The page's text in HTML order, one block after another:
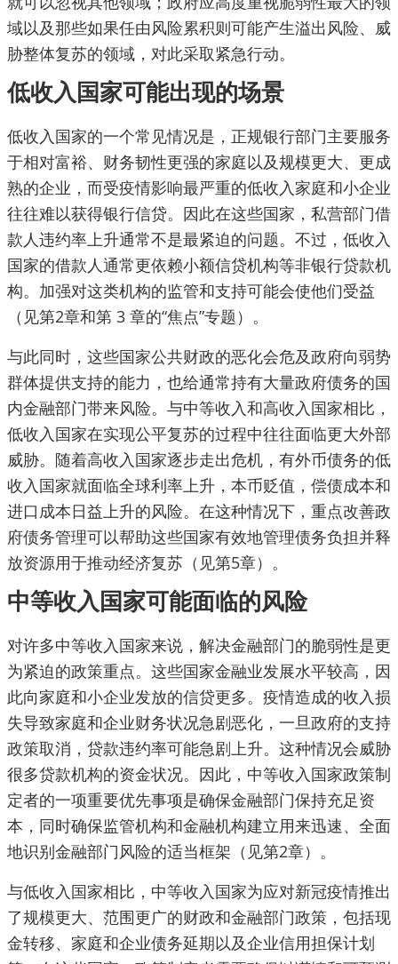
域以及那些如果任由风险累积则可能产生溢出风险、威
胁整体复苏的领域，对此采取紧急行动。
低收入国家可能出现的场景
低收入国家的一个常见情况是，正规银行部门主要服务
于相对富裕、财务韧性更强的家庭以及规模更大、更成
熟的企业，而受疫情影响最严重的低收入家庭和小企业
往往难以获得银行信贷。因此在这些国家，私营部门借
款人违约率上升通常不是最紧迫的问题。不过，低收入
国家的借款人通常更依赖小额信贷机构等非银行贷款机
构。加强对这类机构的监管和支持可能会使他们受益
（见第2章和第 3 章的“焦点”专题）。
与此同时，这些国家公共财政的恶化会危及政府向弱势
群体提供支持的能力，也给通常持有大量政府债务的国
内金融部门带来风险。与中等收入和高收入国家相比，
低收入国家在实现公平复苏的过程中往往面临更大外部
威胁。随着高收入国家逐步走出危机，有外币债务的低
收入国家就面临全球利率上升，本币贬值，偿债成本和
进口成本日益上升的风险。在这种情况下，重点改善政
府债务管理可以帮助这些国家有效地管理债务负担并释
放资源用于推动经济复苏（见第5章）。
中等收入国家可能面临的风险
对许多中等收入国家来说，解决金融部门的脆弱性是更
为紧迫的政策重点。这些国家金融业发展水平较高，因
此向家庭和小企业发放的信贷更多。疫情造成的收入损
失导致家庭和企业财务状况急剧恶化，一旦政府的支持
政策取消，贷款违约率可能急剧上升。这种情况会威胁
很多贷款机构的资金状况。因此，中等收入国家政策制
定者的一项重要优先事项是确保金融部门保持充足资
本，同时确保监管机构和金融机构建立用来迅速、全面
地识别金融部门风险的适当框架（见第2章）。
与低收入国家相比，中等收入国家为应对新冠疫情推出
了规模更大、范围更广的财政和金融部门政策，包括现
金转移、家庭和企业债务延期以及企业信用担保计划